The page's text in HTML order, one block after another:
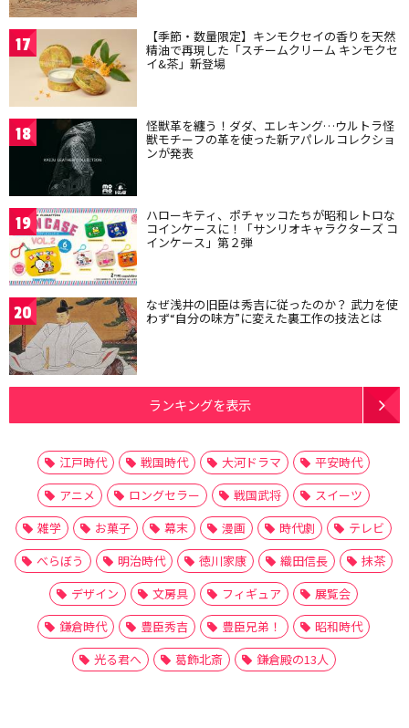
17 【季節・数量限定】キンモクセイの香りを天然
精油で再現した「スチームクリーム キンモクセ
イ&茶」新登場
18 怪獣革を纏う！ダダ、エレキング…ウルトラ怪
獣モチーフの革を使った新アパレルコレクショ
ンが発表
19 ハローキティ、ポチャッコたちが昭和レトロな
コインケースに！「サンリオキャラクターズ コ
インケース」第２弾
20 なぜ浅井の旧臣は秀吉に従ったのか？ 武力を使
わず“自分の味方”に変えた裏工作の技法とは
ランキングを表示
江戸時代 戦国時代 大河ドラマ
平安時代
アニメ
ロングセラー 戦国武将
スイーツ
雑学
お菓子 幕末 漫画 時代劇
テレビ
べらぼう
明治時代 徳川家康 織田信長
抹茶
デザイン
文房具 フィギュア
展覧会
鎌倉時代
豊臣秀吉 豊臣兄弟！
昭和時代
光る君へ
葛飾北斎 鎌倉殿の13人